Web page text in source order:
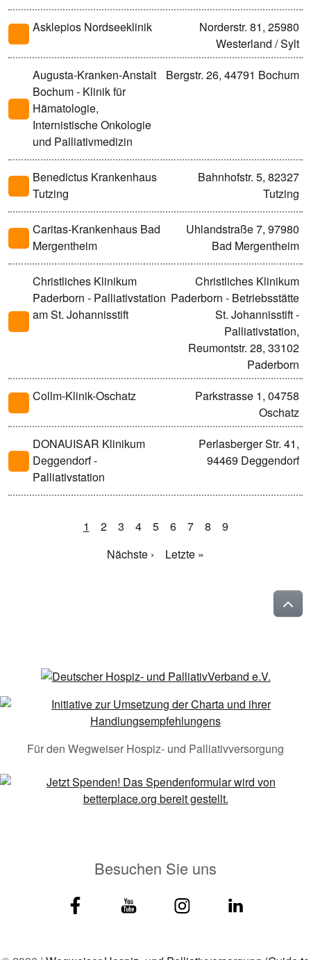
Asklepios Nordseeklinik
Norderstr. 81, 25980
Westerland / Sylt
Augusta-Kranken-Anstalt
Bochum - Klinik für
Hämatologie,
Internistische Onkologie
und Palliativmedizin
Bergstr. 26, 44791 Bochum
Benedictus Krankenhaus
Tutzing
Bahnhofstr. 5, 82327
Tutzing
Caritas-Krankenhaus Bad
Mergentheim
Uhlandstraße 7, 97980
Bad Mergentheim
Christliches Klinikum
Paderborn - Palliativstation
am St. Johannisstift
Christliches Klinikum
Paderborn - Betriebsstätte
St. Johannisstift -
Palliativstation,
Reumontstr. 28, 33102
Paderborn
Collm-Klinik-Oschatz
Parkstrasse 1, 04758
Oschatz
DONAUISAR Klinikum
Deggendorf -
Palliativstation
Perlasberger Str. 41,
94469 Deggendorf
1 2 3 4 5 6 7 8
9
Nächste ›
Letzte »
Für den Wegweiser Hospiz- und Palliativversorgung
Besuchen Sie uns